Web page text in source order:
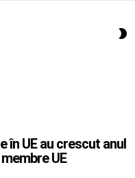
în UE au crescut anul
UE